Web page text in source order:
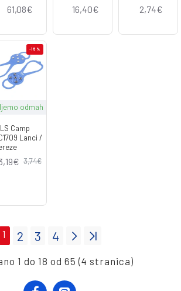
61,08€ 16,40€ 2,74€
-15 %
odmah
Camp
Lanci /
3,74€
1 2 3 4
1 do 18 od 65 (4 stranica)